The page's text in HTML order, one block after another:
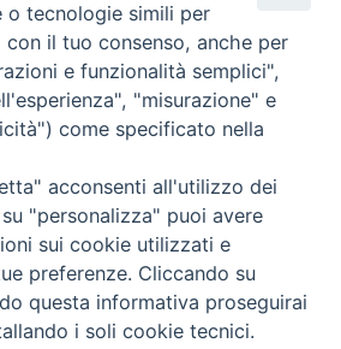
sociali
Molfetta (BA)
o tecnologie simili per
il tuo consenso, anche per
e funzionalità semplici",
"misurazione" e
come specificato nella
acconsenti all'utilizzo dei
"personalizza" puoi avere
sui cookie utilizzati e
preferenze. Cliccando su
questa informativa proseguirai
i soli cookie tecnici.